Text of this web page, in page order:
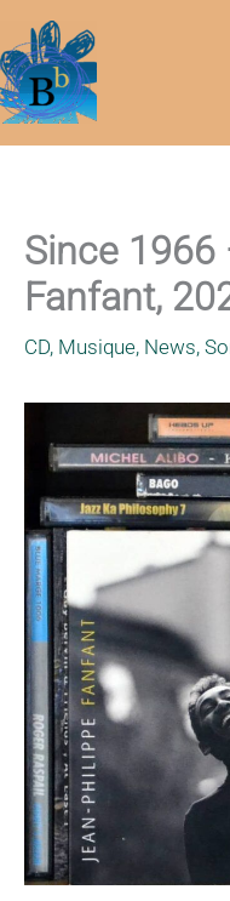
au
contenu
Since 1966
Fanfant,
CD, Musique, News,